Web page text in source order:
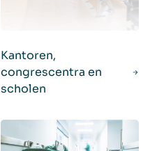
Kantoren,
congrescentra en
scholen